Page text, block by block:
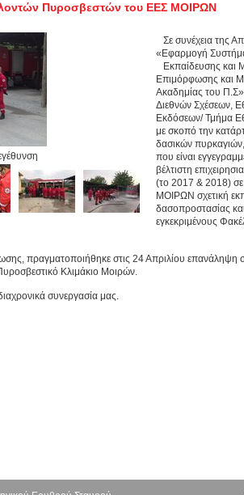
Πυροσβεστών του ΕΕΣ ΜΟΙΡΩΝ
Σε συνέχεια της
«Εφαρμογή
Εκπαίδευσης και
Επιμόρφωσης και
Ακαδημίας του Π.Σ»
Διεθνών Σχέσεων,
Εκδόσεων/ Τμήμα
με σκοπό την
δασικών
που είναι
βέλτιστη
(το 2017 & 2018)
ΜΟΙΡΩΝ σχετική
δασοπροστασίας
εγκεκριμένους
πραγματοποιήθηκε στις 24 Απριλίου επανάληψη
Κλιμάκιο Μοιρών.
συνεργασία μας.